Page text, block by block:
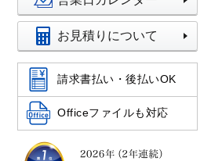
お見積りについて
請求書払い・後払いOK
Officeファイルも対応